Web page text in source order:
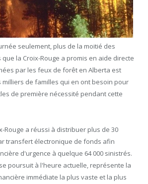
seulement, plus de la moitié des
la Croix-Rouge a promis en aide directe
par les feux de forêt en Alberta est
de familles qui en ont besoin pour
de première nécessité pendant cette
Rouge a réussi à distribuer plus de 30
transfert électronique de fonds afin
d'urgence à quelque 64 000 sinistrés.
poursuit à l'heure actuelle, représente la
immédiate la plus vaste et la plus